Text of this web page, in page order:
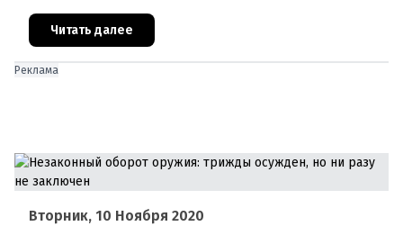
образцовых стран во время первой волны
короны, но сейчас сильно отстает
Читать далее
Реклама
Вторник, 10 Ноября 2020